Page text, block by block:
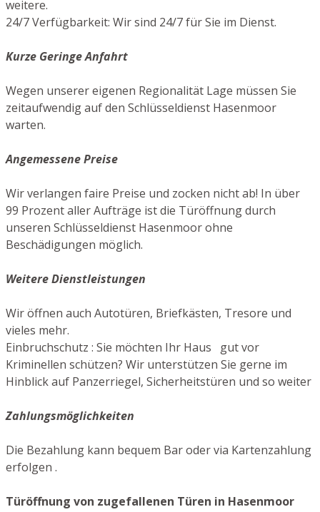
weitere.
24/7 Verfügbarkeit: Wir sind 24/7 für Sie im Dienst.
Kurze Geringe Anfahrt
Wegen unserer eigenen Regionalität Lage müssen Sie
zeitaufwendig auf den Schlüsseldienst Hasenmoor
warten.
Angemessene Preise
Wir verlangen faire Preise und zocken nicht ab! In über
99 Prozent aller Aufträge ist die Türöffnung durch
unseren Schlüsseldienst Hasenmoor ohne
Beschädigungen möglich.
Weitere Dienstleistungen
Wir öffnen auch Autotüren, Briefkästen, Tresore und
vieles mehr.
Einbruchschutz : Sie möchten Ihr Haus gut vor
Kriminellen schützen? Wir unterstützen Sie gerne im
Hinblick auf Panzerriegel, Sicherheitstüren und so weiter
Zahlungsmöglichkeiten
Die Bezahlung kann bequem Bar oder via Kartenzahlung
erfolgen .
Türöffnung von zugefallenen Türen in Hasenmoor